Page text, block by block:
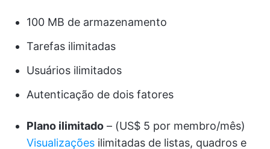
100 MB de armazenamento
Tarefas ilimitadas
Usuários ilimitados
Autenticação de dois fatores
Plano ilimitado – (US$ 5 por membro/mês)
Visualizações ilimitadas de listas, quadros e